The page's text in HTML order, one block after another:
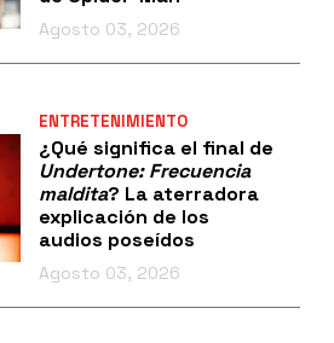
Agosto 03, 2026
ENTRETENIMIENTO
¿Qué significa el final de
Undertone: Frecuencia
maldita? La aterradora
explicación de los
audios poseídos
Agosto 03, 2026